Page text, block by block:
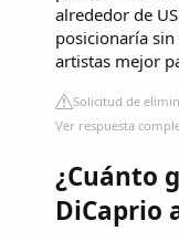
alrededor de
posicionaría
artistas mejor
Solicitud de
Ver respuesta
¿Cuánto
DiCaprio